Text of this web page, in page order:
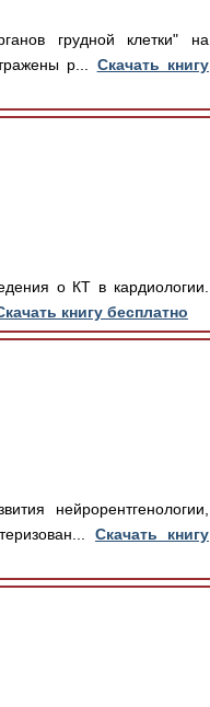
грудной клетки" на
р... Скачать книгу
о КТ в кардиологии.
книгу бесплатно
нейрорентгенологии,
Скачать книгу